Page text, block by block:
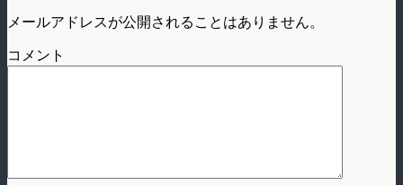
メールアドレスが公開されることはありません。
コメント